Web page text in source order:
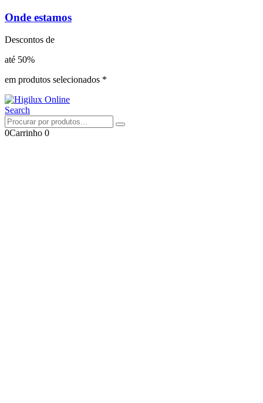
Onde estamos
Descontos de
até 50%
em produtos selecionados *
Search
0Carrinho 0